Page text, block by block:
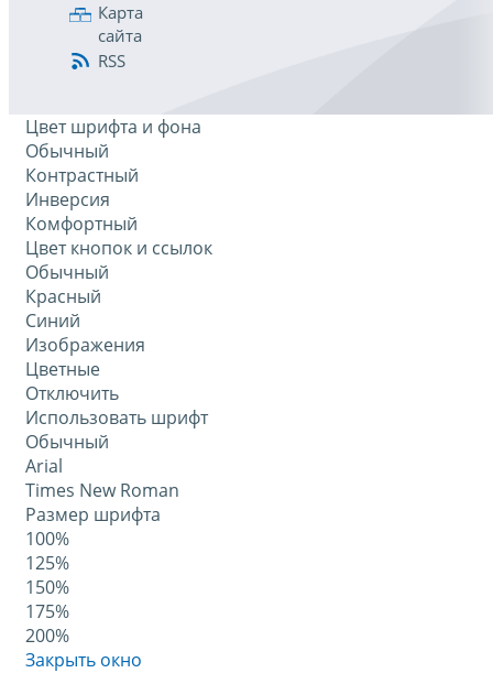
Карта
сайта
RSS
Цвет шрифта и фона
Обычный
Контрастный
Инверсия
Комфортный
Цвет кнопок и ссылок
Обычный
Красный
Синий
Изображения
Цветные
Отключить
Использовать шрифт
Обычный
Arial
Times New Roman
Размер шрифта
100%
125%
150%
175%
200%
Закрыть окно